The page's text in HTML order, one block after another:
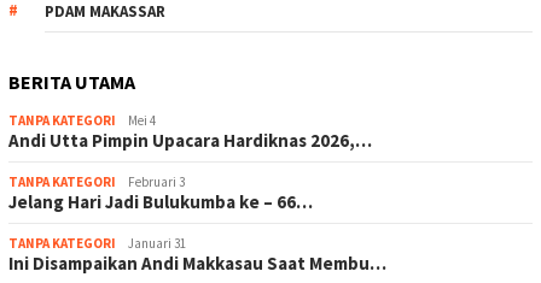
PDAM MAKASSAR
BERITA UTAMA
TANPA KATEGORI Mei 4
Andi Utta Pimpin Upacara Hardiknas 2026,…
TANPA KATEGORI Februari 3
Jelang Hari Jadi Bulukumba ke – 66…
TANPA KATEGORI Januari 31
Ini Disampaikan Andi Makkasau Saat Membu…